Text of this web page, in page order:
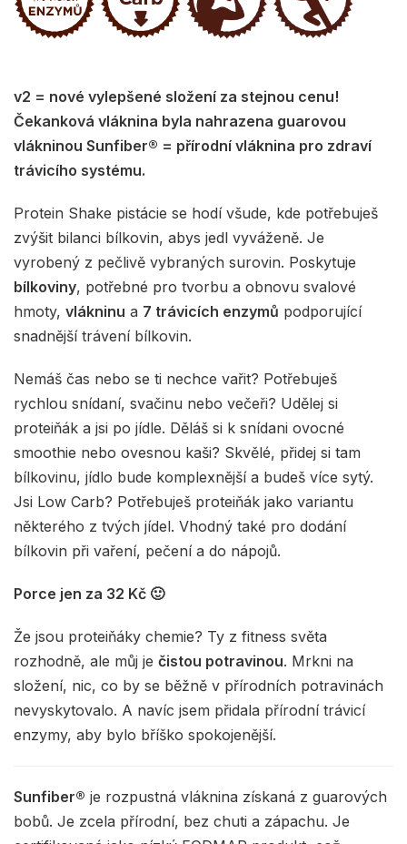
v2 = nové vylepšené složení za stejnou cenu!
Čekanková vláknina byla nahrazena guarovou
vlákninou Sunfiber® = přírodní vláknina pro zdraví
trávicího systému.
Protein Shake pistácie se hodí všude, kde potřebuješ
zvýšit bilanci bílkovin, abys jedl vyváženě. Je
vyrobený z pečlivě vybraných surovin. Poskytuje
bílkoviny, potřebné pro tvorbu a obnovu svalové
hmoty, vlákninu a 7 trávicích enzymů podporující
snadnější trávení bílkovin.
Nemáš čas nebo se ti nechce vařit? Potřebuješ
rychlou snídaní, svačinu nebo večeři? Udělej si
proteiňák a jsi po jídle. Děláš si k snídani ovocné
smoothie nebo ovesnou kaši? Skvělé, přidej si tam
bílkovinu, jídlo bude komplexnější a budeš více sytý.
Jsi Low Carb? Potřebuješ proteiňák jako variantu
některého z tvých jídel. Vhodný také pro dodání
bílkovin při vaření, pečení a do nápojů.
Porce jen za 32 Kč 🙂
Že jsou proteiňáky chemie? Ty z fitness světa
rozhodně, ale můj je čistou potravinou. Mrkni na
složení, nic, co by se běžně v přírodních potravinách
nevyskytovalo. A navíc jsem přidala přírodní trávicí
enzymy, aby bylo bříško spokojenější.
Sunfiber® je rozpustná vláknina získaná z guarových
bobů. Je zcela přírodní, bez chuti a zápachu. Je